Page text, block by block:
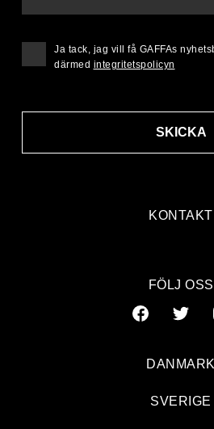
KONTAKT
SKICKA
Ja tack, jag vill få GAFFAs
därmed integritetspolicyn
FÖLJ OSS
DANMARK
SVERIGE